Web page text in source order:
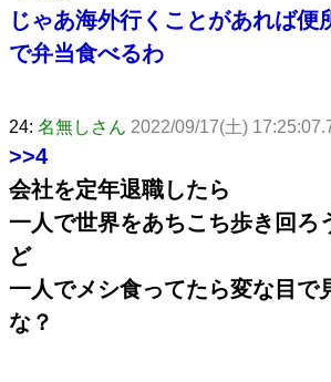
じゃあ海外行くことがあれば便
で弁当食べるわ
24: 名無しさん 2022/09/17(土)
>>4
会社を定年退職したら
一人で世界をあちこち歩き回ろ
ど
一人でメシ食ってたら変な目で
な？